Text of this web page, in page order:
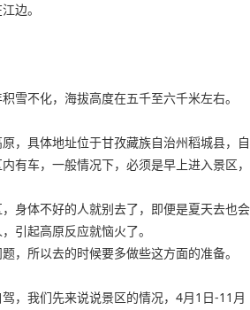
边。
雪不化，海拔高度在五千至六千米左右。
，具体地址位于甘孜藏族自治州稻城县，自
有车，一般情况下，必须是早上进入景区，
身体不好的人就别去了，即便是夏天去也会
引起高原反应就恼火了。
，所以去的时候要多做些这方面的准备。
，我们先来说说景区的情况，4月1日-11月